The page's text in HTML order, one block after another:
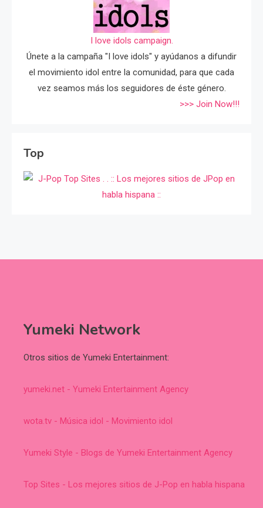
I love idols campaign.
Únete a la campaña "I love idols" y ayúdanos a difundir
el movimiento idol entre la comunidad, para que cada
vez seamos más los seguidores de éste género.
>>> Join Now!!!
Top
Yumeki Network
Otros sitios de Yumeki Entertainment:
yumeki.net - Yumeki Entertainment Agency
wota.tv - Música idol - Movimiento idol
Yumeki Style - Blogs de Yumeki Entertainment Agency
Top Sites - Los mejores sitios de J-Pop en habla hispana